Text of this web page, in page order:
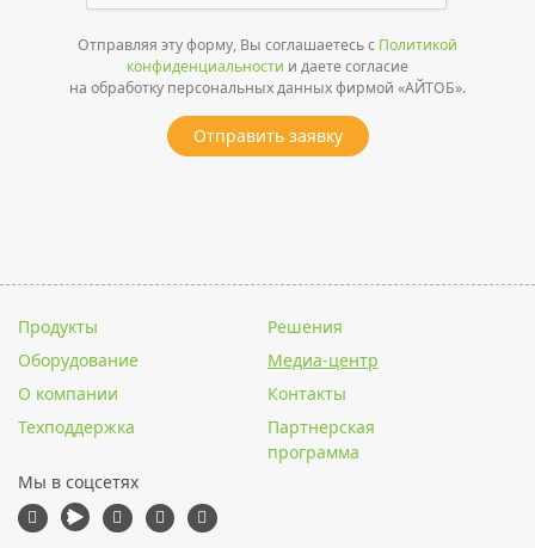
Отправляя эту форму, Вы соглашаетесь с Политикой
конфиденциальности и даете согласие
на обработку персональных данных фирмой «АЙТОБ».
Отправить заявку
Продукты
Решения
Оборудование
Медиа-центр
О компании
Контакты
Техподдержка
Партнерская
программа
Мы в соцсетях